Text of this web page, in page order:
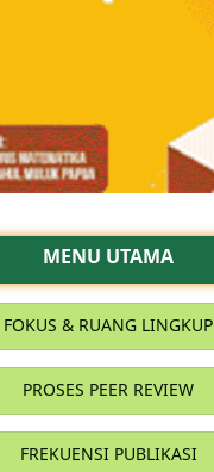
MENU UTAMA
FOKUS & RUANG LINGKUP
PROSES PEER REVIEW
FREKUENSI PUBLIKASI